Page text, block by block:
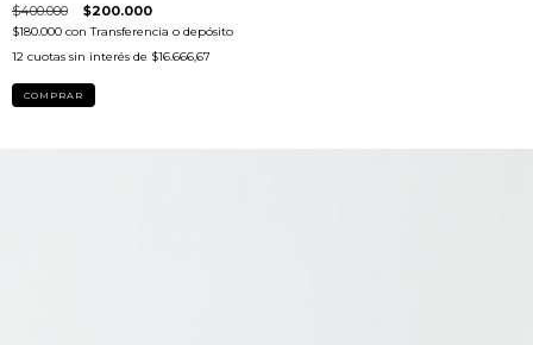
$400.000 $200.000
$180.000 con Transferencia o depósito
12 cuotas sin interés de $16.666,67
COMPRAR